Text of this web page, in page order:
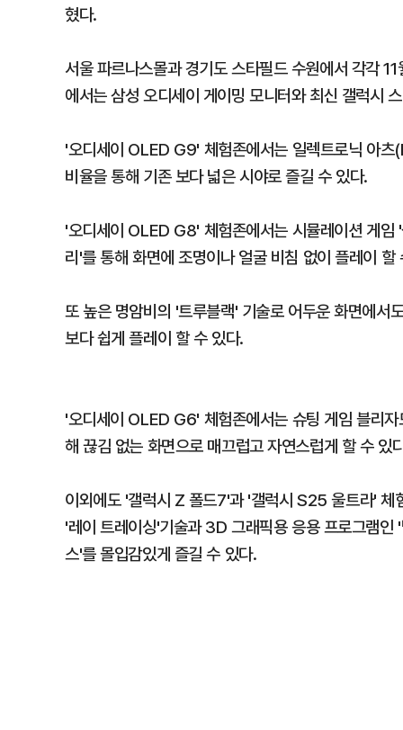
혔다.
서울 파르나스몰과 경기도 스타필드 수원에서 각각
에서는 삼성 오디세이 게이밍 모니터와 최신 갤럭시
'오디세이 OLED G9' 체험존에서는 일렉트로닉 아
비율을 통해 기존 보다 넓은 시야로 즐길 수 있다.
'오디세이 OLED G8' 체험존에서는 시뮬레이션 게
리'를 통해 화면에 조명이나 얼굴 비침 없이 플레이 할
또 높은 명암비의 '트루블랙' 기술로 어두운 화면에서
보다 쉽게 플레이 할 수 있다.
'오디세이 OLED G6' 체험존에서는 슈팅 게임 블리
해 끊김 없는 화면으로 매끄럽고 자연스럽게 할 수 있
이외에도 '갤럭시 Z 폴드7'과 '갤럭시 S25 울트라' 체
'레이 트레이싱'기술과 3D 그래픽용 응용 프로그램
스'를 몰입감있게 즐길 수 있다.